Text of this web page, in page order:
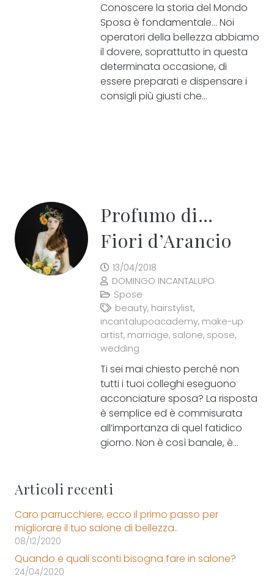
Conoscere la storia del Mondo
Sposa è fondamentale… Noi
operatori della bellezza abbiamo
il dovere, soprattutto in questa
determinata occasione, di
essere preparati e dispensare i
consigli più giusti che…
Profumo di…
Fiori d’Arancio
13/04/2018
DOMINGO INCANTALUPO
Spose
beauty, hairstylist,
incantalupoacademy, make-up
artist, marriage, salone, spose,
wedding
Ti sei mai chiesto perché non
tutti i tuoi colleghi eseguono
acconciature sposa? La risposta
è semplice ed è commisurata
all’importanza di quel fatidico
giorno. Non è così banale, è…
Articoli recenti
Caro parrucchiere, ecco il primo passo per
migliorare il tuo salone di bellezza..
08/12/2020
Quando e quali sconti bisogna fare in salone?
24/04/2020